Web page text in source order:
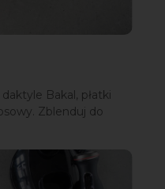
Bakal, płatki
Zblenduj do